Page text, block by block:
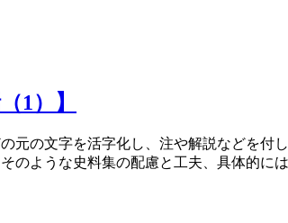
1）】
元の文字を活字化し、注や解説などを付
のような史料集の配慮と工夫、具体的に